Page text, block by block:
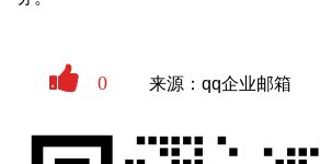
0 来源：qq企业邮箱